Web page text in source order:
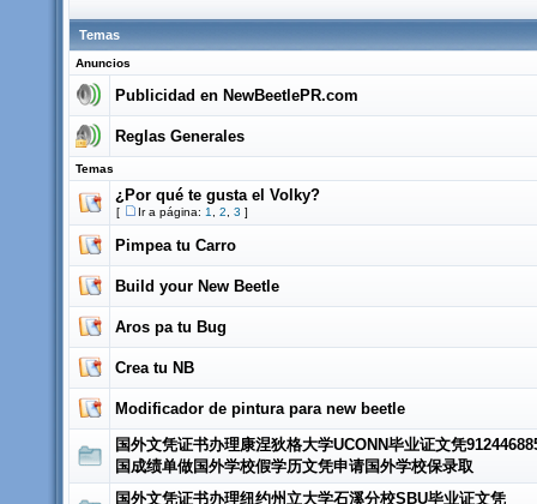
Temas
Anuncios
Publicidad en NewBeetlePR.com
Reglas Generales
Temas
¿Por qué te gusta el Volky?
[ Ir a página: 1 2 3 ]
Pimpea tu Carro
Build your New Beetle
Aros pa tu Bug
Crea tu NB
Modificador de pintura para new beetle
国外文凭证书办理康涅狄格大学UCONN毕业证文凭
国成绩单做国外学校假学历文凭申请国外学校保录取
国外文凭证书办理纽约州立大学石溪分校SBU毕业证文凭